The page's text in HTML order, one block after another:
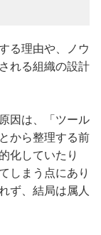
る理由や、ノウ
れる組織の設計
因は、「ツール
から整理する前
化していたり
しまう点にあり
ず、結局は属人